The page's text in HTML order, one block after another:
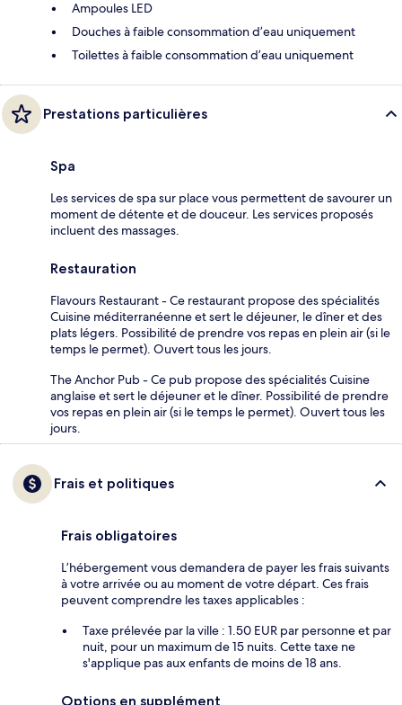
Ampoules LED
Douches à faible consommation d’eau uniquement
Toilettes à faible consommation d’eau uniquement
Prestations particulières
Spa
Les services de spa sur place vous permettent de savourer un
moment de détente et de douceur. Les services proposés
incluent des massages.
Restauration
Flavours Restaurant - Ce restaurant propose des spécialités
Cuisine méditerranéenne et sert le déjeuner, le dîner et des
plats légers. Possibilité de prendre vos repas en plein air (si le
temps le permet). Ouvert tous les jours.
The Anchor Pub - Ce pub propose des spécialités Cuisine
anglaise et sert le déjeuner et le dîner. Possibilité de prendre
vos repas en plein air (si le temps le permet). Ouvert tous les
jours.
Frais et politiques
Frais obligatoires
L’hébergement vous demandera de payer les frais suivants
à votre arrivée ou au moment de votre départ. Ces frais
peuvent comprendre les taxes applicables :
Taxe prélevée par la ville : 1.50 EUR par personne et par
nuit, pour un maximum de 15 nuits. Cette taxe ne
s'applique pas aux enfants de moins de 18 ans.
Options en supplément